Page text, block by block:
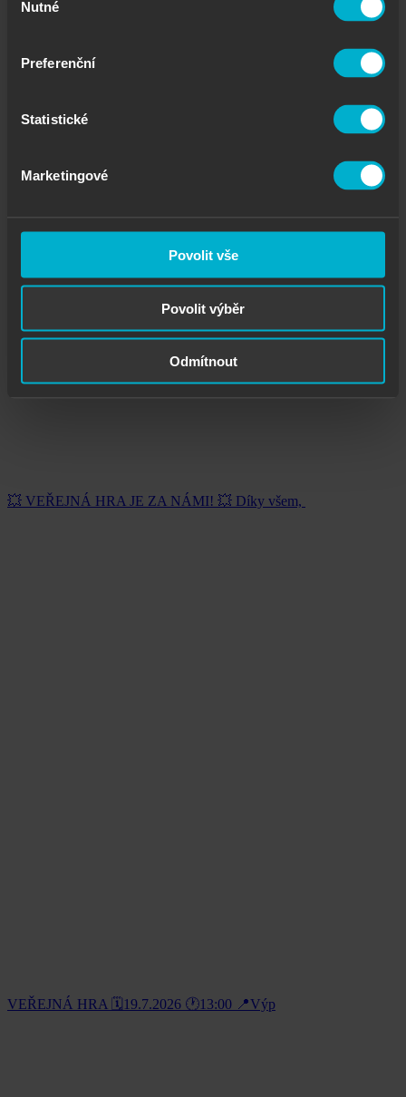
souhlasu
Nutné
Preferenční
Statistické
Marketingové
Povolit vše
Povolit výběr
Odmítnout
💥 VEŘEJNÁ HRA JE ZA NÁMI! 💥 Díky všem,
VEŘEJNÁ HRA 🗓️19.7.2026 🕐13:00 📍Výp